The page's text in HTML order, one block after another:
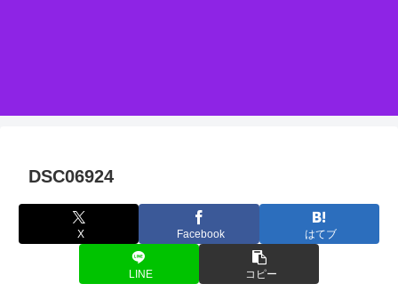
DSC06924
X Facebook はてブ
LINE コピー